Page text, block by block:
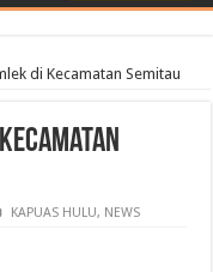
di Kecamatan Semitau
KAPUAS HULU, NEWS